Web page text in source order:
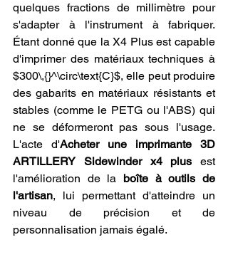
quelques fractions de millimètre pour
s'adapter à l'instrument à fabriquer.
Étant donné que la X4 Plus est capable
d'imprimer des matériaux techniques à
$300\,{}^\circ\text{C}$, elle peut produire
des gabarits en matériaux résistants et
stables (comme le PETG ou l'ABS) qui
ne se déformeront pas sous l'usage.
L'acte d'Acheter une imprimante 3D
ARTILLERY Sidewinder x4 plus est
l'amélioration de la boîte à outils de
l'artisan, lui permettant d'atteindre un
niveau de précision et de
personnalisation jamais égalé.